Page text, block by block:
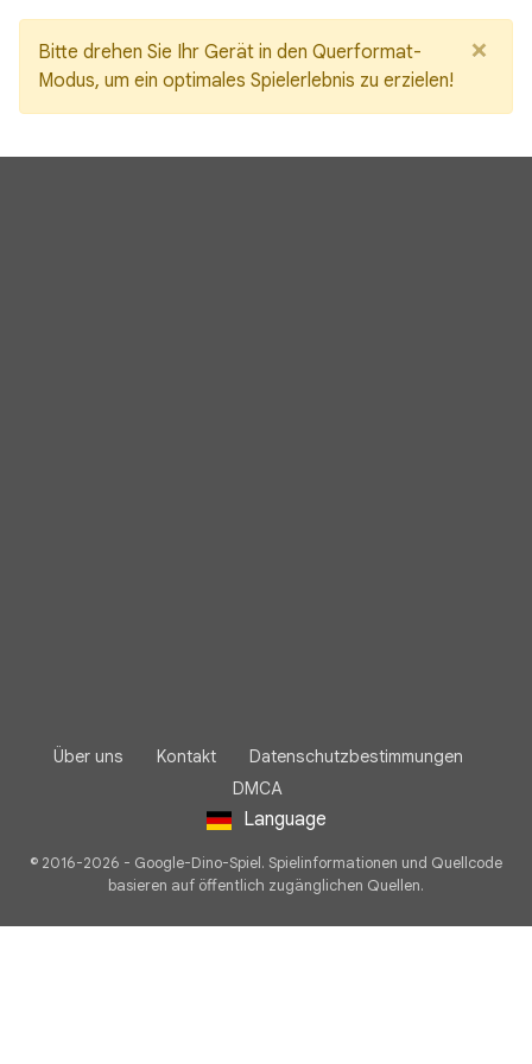
Bitte drehen Sie Ihr Gerät in den Querformat-
Modus, um ein optimales Spielerlebnis zu erzielen!
×
Über uns Kontakt
Datenschutzbestimmungen
DMCA
Language
© 2016-2026 - Google-Dino-Spiel. Spielinformationen und Quellcode
basieren auf öffentlich zugänglichen Quellen.